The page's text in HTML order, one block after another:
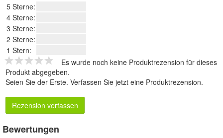
5 Sterne:
4 Sterne:
3 Sterne:
2 Sterne:
1 Stern:
Es wurde noch keine Produktrezension für dieses
Produkt abgegeben.
Seien Sie der Erste. Verfassen Sie jetzt eine Produktrezension.
Rezension verfassen
Bewertungen